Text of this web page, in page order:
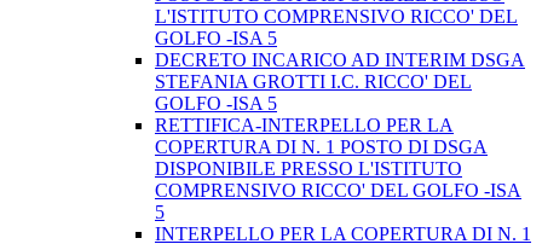
L'ISTITUTO COMPRENSIVO RICCO' DEL
GOLFO -ISA 5
DECRETO INCARICO AD INTERIM DSGA
STEFANIA GROTTI I.C. RICCO' DEL
GOLFO -ISA 5
RETTIFICA-INTERPELLO PER LA
COPERTURA DI N. 1 POSTO DI DSGA
DISPONIBILE PRESSO L'ISTITUTO
COMPRENSIVO RICCO' DEL GOLFO -ISA
5
INTERPELLO PER LA COPERTURA DI N. 1